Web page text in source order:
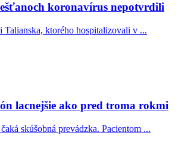
koronavírus nepotvrdili
ktorého hospitalizovali v ...
lacnejšie ako pred troma rokmi
skúšobná prevádzka. Pacientom ...